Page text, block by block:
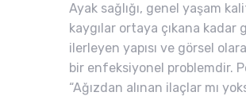
Ayak sağlığı, genel yaşam
kaygılar ortaya çıkana kadar
ilerleyen yapısı ve görsel
bir enfeksiyonel problemdir.
“Ağızdan alınan ilaçlar mı